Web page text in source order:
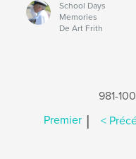
School Days
Memories
De Art Frith
981-
Premier | <